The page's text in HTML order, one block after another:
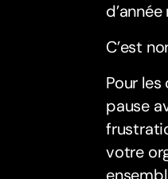
C’est
Pour
pause
votre